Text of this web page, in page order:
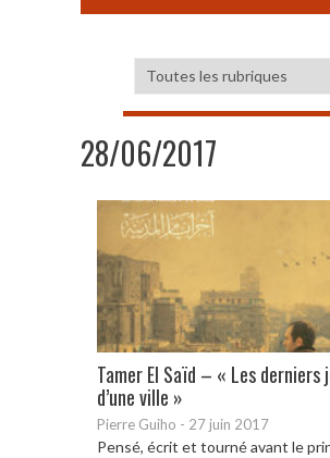
28/06/2017
Tamer El Saïd – « Les derniers
d’une ville »
Pierre Guiho - 27 juin 2017
Pensé, écrit et tourné avant le